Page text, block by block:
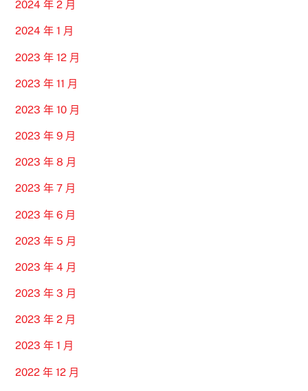
2024 年 2 月
2024 年 1 月
2023 年 12 月
2023 年 11 月
2023 年 10 月
2023 年 9 月
2023 年 8 月
2023 年 7 月
2023 年 6 月
2023 年 5 月
2023 年 4 月
2023 年 3 月
2023 年 2 月
2023 年 1 月
2022 年 12 月